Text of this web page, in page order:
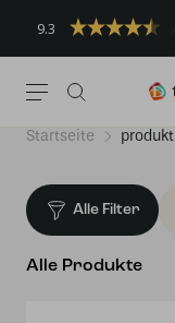
9.3
Startseite produkt
Alle Filter
Alle Produkte